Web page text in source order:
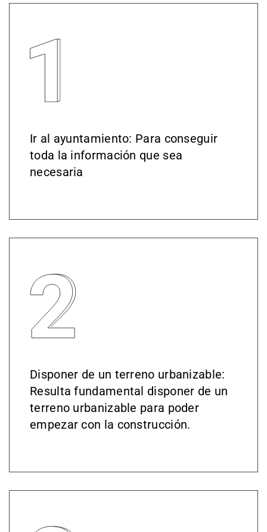
Ir al ayuntamiento: Para conseguir
toda la información que sea
necesaria
Disponer de un terreno urbanizable:
Resulta fundamental disponer de un
terreno urbanizable para poder
empezar con la construcción.